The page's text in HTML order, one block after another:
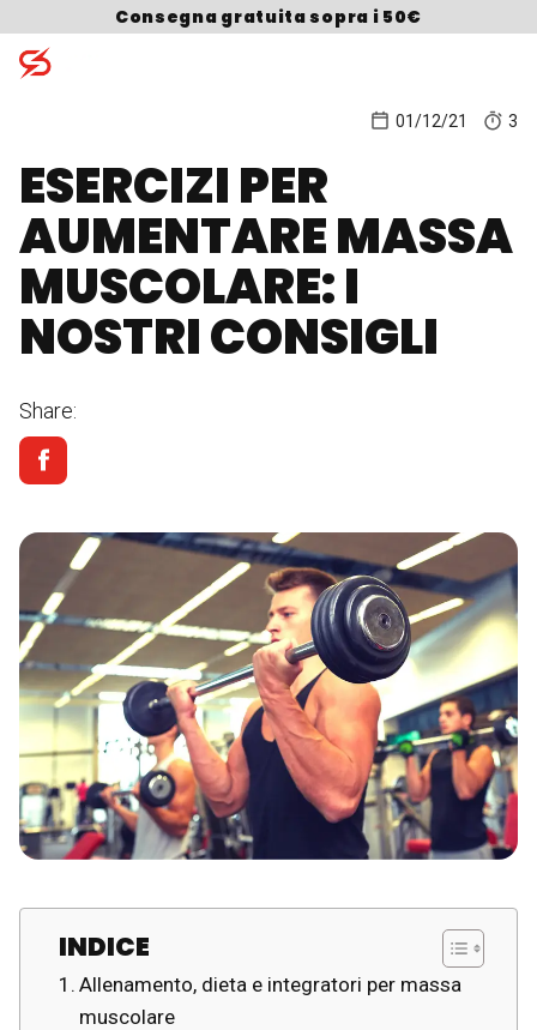
Skip to contentConsegna gratuita sopra i 50€
01/12/21 3
ESERCIZI PER
AUMENTARE MASSA
MUSCOLARE: I
NOSTRI CONSIGLI
Share:
INDICE
Allenamento, dieta e integratori per massa
muscolare
Search for: